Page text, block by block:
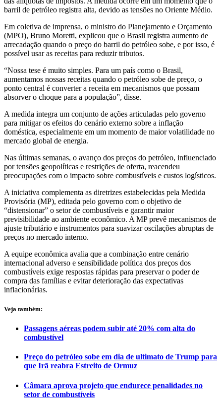
barril de petróleo registra alta, devido as tensões no Oriente Médio.
Em coletiva de imprensa, o ministro do Planejamento e Orçamento
(MPO), Bruno Moretti, explicou que o Brasil registra aumento de
arrecadação quando o preço do barril do petróleo sobe, e por isso, é
possível usar as receitas para reduzir tributos.
“Nossa tese é muito simples. Para um país como o Brasil,
aumentamos nossas receitas quando o petróleo sobe de preço, o
ponto central é converter a receita em mecanismos que possam
absorver o choque para a população”, disse.
A medida integra um conjunto de ações articuladas pelo governo
para mitigar os efeitos do cenário externo sobre a inflação
doméstica, especialmente em um momento de maior volatilidade no
mercado global de energia.
Nas últimas semanas, o avanço dos preços do petróleo, influenciado
por tensões geopolíticas e restrições de oferta, reacendeu
preocupações com o impacto sobre combustíveis e custos logísticos.
A iniciativa complementa as diretrizes estabelecidas pela Medida
Provisória (MP), editada pelo governo com o objetivo de
“distensionar” o setor de combustíveis e garantir maior
previsibilidade ao ambiente econômico. A MP prevê mecanismos de
ajuste tributário e instrumentos para suavizar oscilações abruptas de
preços no mercado interno.
A equipe econômica avalia que a combinação entre cenário
internacional adverso e sensibilidade política dos preços dos
combustíveis exige respostas rápidas para preservar o poder de
compra das famílias e evitar deterioração das expectativas
inflacionárias.
Veja também:
Passagens aéreas podem subir até 20% com alta do
combustível
Preço do petróleo sobe em dia de ultimato de Trump para
que Irã reabra Estreito de Ormuz
Câmara aprova projeto que endurece penalidades no
setor de combustíveis